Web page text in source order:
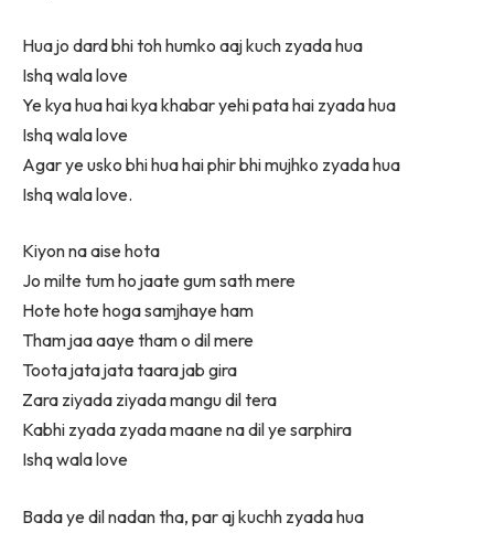
Hua jo dard bhi toh humko aaj kuch zyada hua
Ishq wala love
Ye kya hua hai kya khabar yehi pata hai zyada hua
Ishq wala love
Agar ye usko bhi hua hai phir bhi mujhko zyada hua
Ishq wala love.
Kiyon na aise hota
Jo milte tum ho jaate gum sath mere
Hote hote hoga samjhaye ham
Tham jaa aaye tham o dil mere
Toota jata jata taara jab gira
Zara ziyada ziyada mangu dil tera
Kabhi zyada zyada maane na dil ye sarphira
Ishq wala love
Bada ye dil nadan tha, par aj kuchh zyada hua